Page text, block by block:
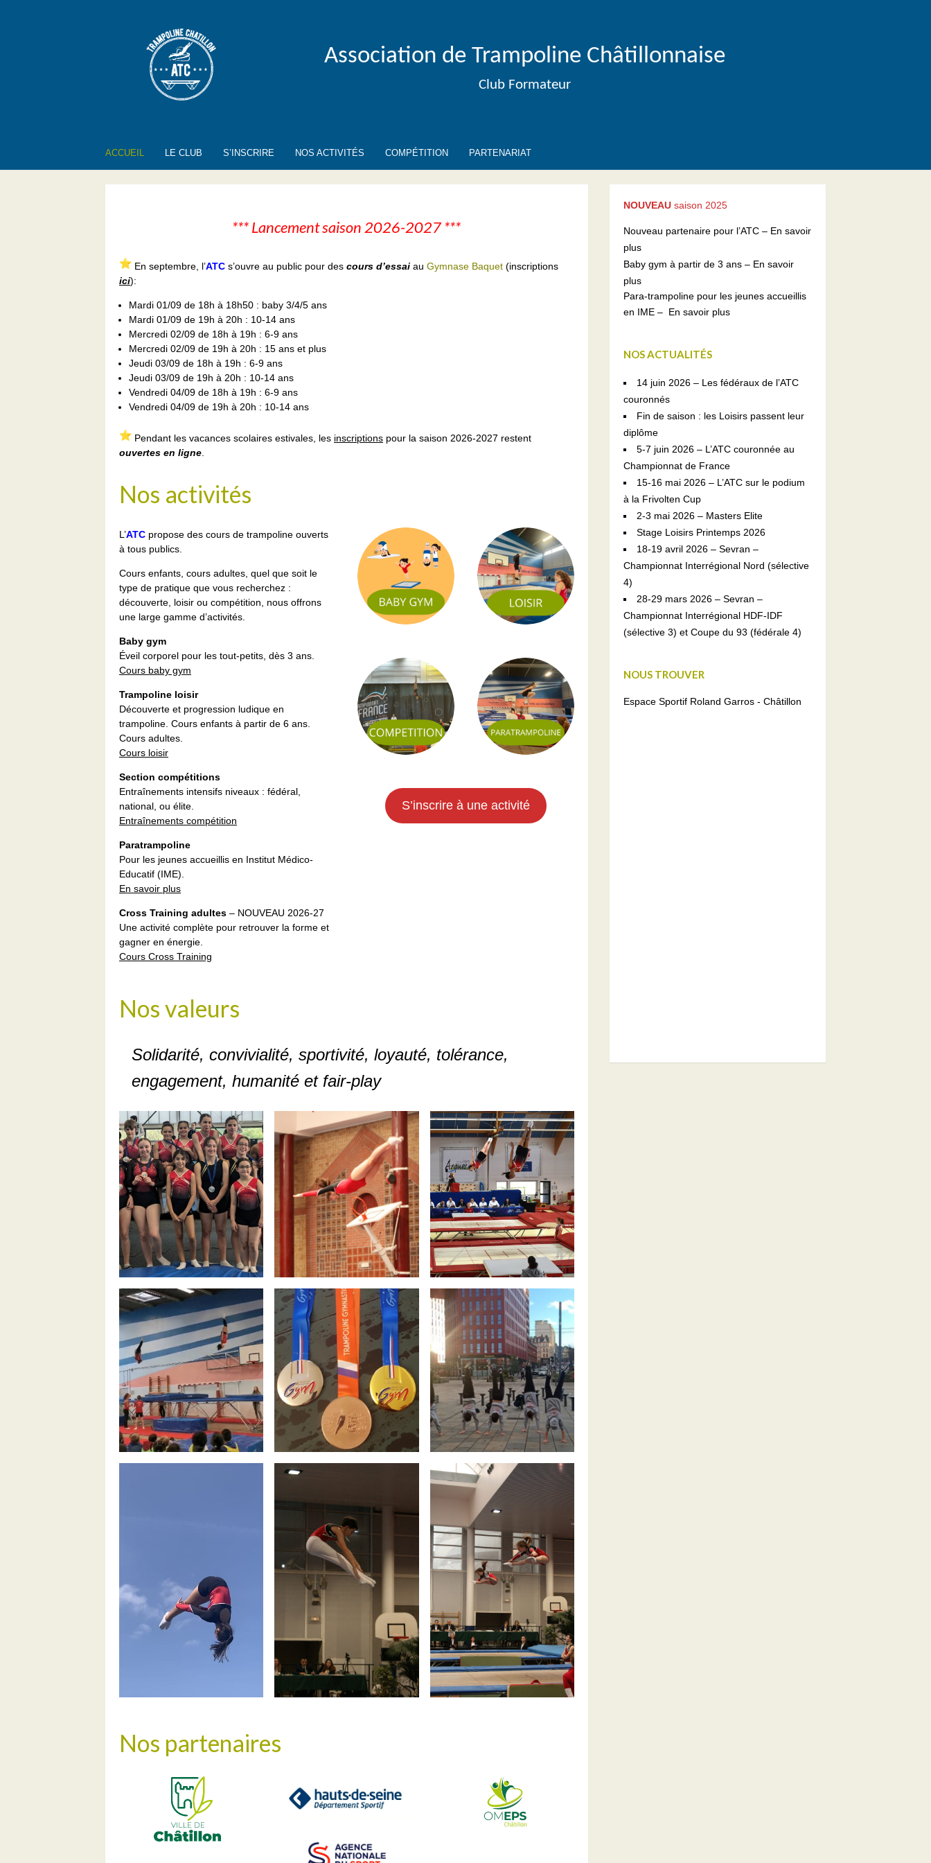
Association de Trampoline Châtillonnaise
Club Formateur
ACCUEIL LE CLUB S’INSCRIRE NOS ACTIVITÉS COMPÉTITION PARTENARIAT
*** Lancement saison 2026-2027 ***
En septembre, l’ATC s’ouvre au public pour des cours d’essai au Gymnase Baquet (inscriptions
ici):
Mardi 01/09 de 18h à 18h50 : baby 3/4/5 ans
Mardi 01/09 de 19h à 20h : 10-14 ans
Mercredi 02/09 de 18h à 19h : 6-9 ans
Mercredi 02/09 de 19h à 20h : 15 ans et plus
Jeudi 03/09 de 18h à 19h : 6-9 ans
Jeudi 03/09 de 19h à 20h : 10-14 ans
Vendredi 04/09 de 18h à 19h : 6-9 ans
Vendredi 04/09 de 19h à 20h : 10-14 ans
Pendant les vacances scolaires estivales, les inscriptions pour la saison 2026-2027 restent
ouvertes en ligne
Nos activités
L’ATC propose des cours de trampoline ouverts
à tous publics.
Cours enfants, cours adultes, quel que soit le
type de pratique que vous recherchez :
découverte, loisir ou compétition, nous offrons
une large gamme d’activités.
Baby gym
Éveil corporel pour les tout-petits, dès 3 ans.
Cours baby gym
Trampoline loisir
Découverte et progression ludique en
trampoline. Cours enfants à partir de 6 ans.
Cours adultes.
Cours loisir
Section compétitions
Entraînements intensifs niveaux : fédéral,
national, ou élite.
Entraînements compétition
Paratrampoline
Pour les jeunes accueillis en Institut Médico-
Educatif (IME).
En savoir plus
Cross Training adultes – NOUVEAU 2026-27
Une activité complète pour retrouver la forme et
gagner en énergie.
Cours Cross Training
S’inscrire à une activité
Nos valeurs
Solidarité, convivialité, sportivité, loyauté, tolérance,
engagement, humanité et fair-play
Nos partenaires
NOUVEAU saison 2025
Nouveau partenaire pour l’ATC – En savoir
plus
Baby gym à partir de 3 ans – En savoir
plus
Para-trampoline pour les jeunes accueillis
en IME – En savoir plus
NOS ACTUALITÉS
14 juin 2026 – Les fédéraux de l’ATC
couronnés
Fin de saison : les Loisirs passent leur
diplôme
5-7 juin 2026 – L’ATC couronnée au
Championnat de France
15-16 mai 2026 – L’ATC sur le podium
à la Frivolten Cup
2-3 mai 2026 – Masters Elite
Stage Loisirs Printemps 2026
18-19 avril 2026 – Sevran –
Championnat Interrégional Nord (sélective
4)
28-29 mars 2026 – Sevran –
Championnat Interrégional HDF-IDF
(sélective 3) et Coupe du 93 (fédérale 4)
NOUS TROUVER
Espace Sportif Roland Garros - Châtillon